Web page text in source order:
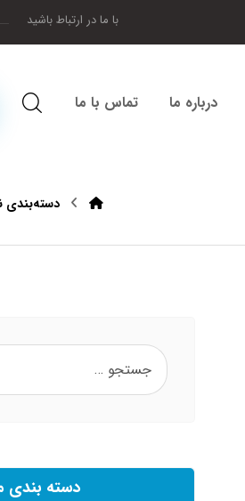
با ما در ارتباط باشید
درباره ما تماس با ما
دسته‌بندی
دسته بندی